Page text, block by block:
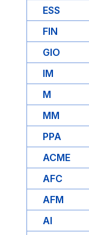
ESS
FIN
GIO
IM
M
MM
PPA
ACME
AFC
AFM
AI